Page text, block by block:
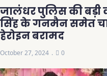
जालंधर पुलिस की बड़ी
सिंह के गनमैन समेत
हेरोइन बरामद
October 27, 2024 0